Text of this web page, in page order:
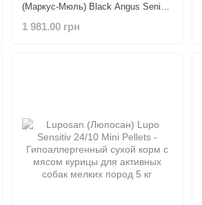
(Маркус-Мюль) Black Angus Senior
кг
1 981.00 грн